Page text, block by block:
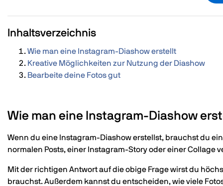
Inhaltsverzeichnis
Wie man eine Instagram-Diashow erstellt
Kreative Möglichkeiten zur Nutzung der Diashow
Bearbeite deine Fotos gut
Wie man eine Instagram-Diashow
Wenn du eine Instagram-Diashow erstellst, brauchst du
normalen Posts, einer Instagram-Story oder einer Collage
Mit der richtigen Antwort auf die obige Frage wirst du
brauchst. Außerdem kannst du entscheiden, wie viele